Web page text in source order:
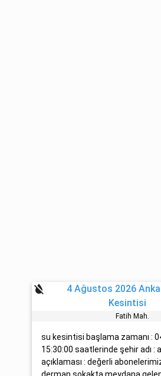
format_color_reset
4 Ağustos 2026
Kesintisi
Fati̇h Mah.
su kesintisi başlama zamanı :
15:30:00 saatlerinde şehir adı :
açıklaması : değerli
derman sokakta meydana